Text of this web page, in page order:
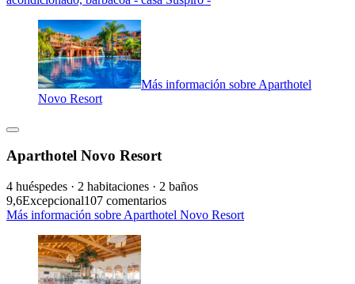
Más información sobre Aparthotel
Novo Resort
Aparthotel Novo Resort
4 huéspedes · 2 habitaciones · 2 baños
9,6Excepcional107 comentarios
Más información sobre Aparthotel Novo Resort